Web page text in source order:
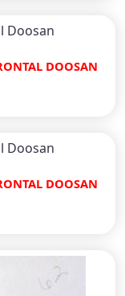
DOOSAN
DOOSAN